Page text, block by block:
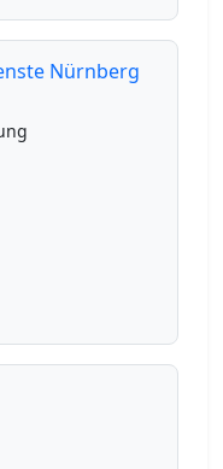
Nürnberg